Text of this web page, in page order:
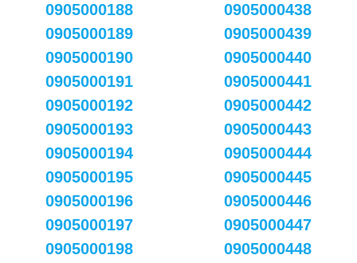
0905000188
0905000189
0905000190
0905000191
0905000192
0905000193
0905000194
0905000195
0905000196
0905000197
0905000198
0905000438
0905000439
0905000440
0905000441
0905000442
0905000443
0905000444
0905000445
0905000446
0905000447
0905000448